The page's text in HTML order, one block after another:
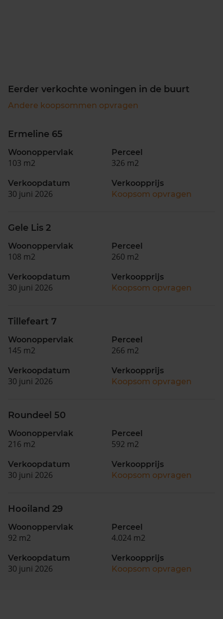
Eerder verkochte woningen in de buurt
Andere koopsommen opvragen
Ermeline 65
Woonoppervlak
103 m2
Perceel
326 m2
Verkoopdatum
30 juni 2026
Verkoopprijs
Koopsom opvragen
Gele Lis 2
Woonoppervlak
108 m2
Perceel
260 m2
Verkoopdatum
30 juni 2026
Verkoopprijs
Koopsom opvragen
Tillefeart 7
Woonoppervlak
145 m2
Perceel
266 m2
Verkoopdatum
30 juni 2026
Verkoopprijs
Koopsom opvragen
Roundeel 50
Woonoppervlak
216 m2
Perceel
592 m2
Verkoopdatum
30 juni 2026
Verkoopprijs
Koopsom opvragen
Hooiland 29
Woonoppervlak
92 m2
Perceel
4.024 m2
Verkoopdatum
30 juni 2026
Verkoopprijs
Koopsom opvragen